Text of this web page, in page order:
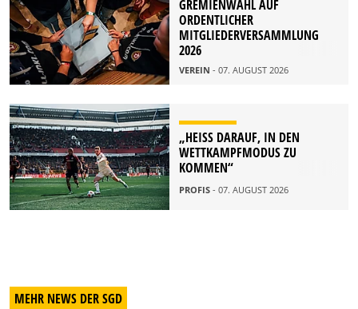
GREMIENWAHL AUF
ORDENTLICHER
MITGLIEDERVERSAMMLUNG
2026
VEREIN - 07. AUGUST 2026
„HEISS DARAUF, IN DEN W
ETTKAMPFMODUS ZU K
OMMEN“
PROFIS - 07. AUGUST 2026
MEHR NEWS DER SGD